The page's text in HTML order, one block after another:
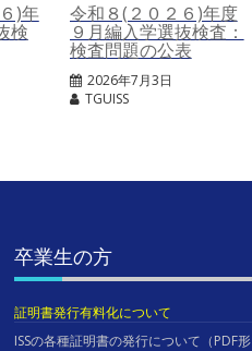
)年
検
令和８(２０２６)年度
９月編入学選抜検査：
検査問題の公表
2026年7月3日
TGUISS
卒業生の方
証明書発行有料化について
ISSの各種証明書の発行について（PDF形